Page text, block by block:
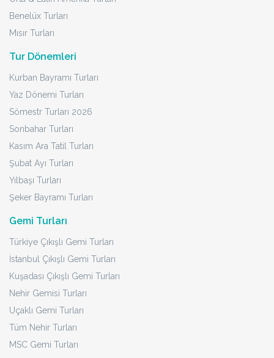
Benelüx Turları
Mısır Turları
Tur Dönemleri
Kurban Bayramı Turları
Yaz Dönemi Turları
Sömestr Turları 2026
Sonbahar Turları
Kasım Ara Tatil Turları
Şubat Ayı Turları
Yılbaşı Turları
Şeker Bayramı Turları
Gemi Turları
Türkiye Çıkışlı Gemi Turları
İstanbul Çıkışlı Gemi Turları
Kuşadası Çıkışlı Gemi Turları
Nehir Gemisi Turları
Uçaklı Gemi Turları
Tüm Nehir Turları
MSC Gemi Turları